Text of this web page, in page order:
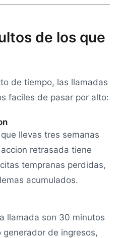
de los que
de tiempo, las llamadas
faciles de pasar por alto:
llevas tres semanas
retrasada tiene
tempranas perdidas,
acumulados.
llamada son 30 minutos
de ingresos,